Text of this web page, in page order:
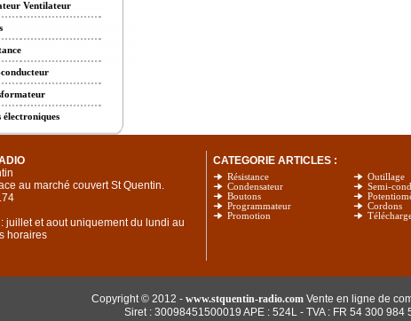
Ventilateur
conducteur
électroniques
au marché couvert St Quentin.
juillet et aout uniquement du lundi au
horaires
CATEGORIE ARTICLES :
Résistance
Condensateur
Boutons
Programmateur
Promotion
Outillage
Semi-
Cordons
Copyright © 2012 - www.stquentin-radio.comVente en ligne de
Siret : 30098451500019 APE : 524L - TVA : FR 54 300 984